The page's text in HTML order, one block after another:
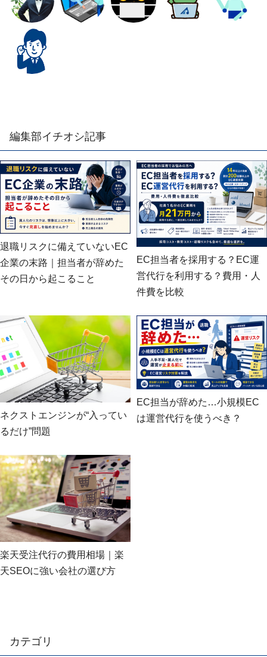
編集部イチオシ記事
退職リスクに備えていないEC
企業の末路｜担当者が辞めた
その日から起こること
EC担当者を採用する？EC運
営代行を利用する？費用・人
件費を比較
ネクストエンジンが“入ってい
るだけ”問題
EC担当が辞めた…小規模EC
は運営代行を使うべき？
楽天受注代行の費用相場｜楽
天SEOに強い会社の選び方
カテゴリ